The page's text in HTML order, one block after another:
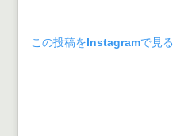
この投稿をInstagramで見る